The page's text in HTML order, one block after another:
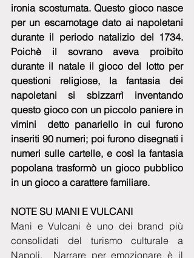
ironia scostumata. Questo gioco nasce
per un escamotage dato ai napoletani
durante il periodo natalizio del 1734.
Poichè il sovrano aveva proibito
durante il natale il gioco del lotto per
questioni religiose, la fantasia dei
napoletani si sbizzarrì inventando
questo gioco con un piccolo paniere in
vimini  detto panariello in cui furono
inseriti 90 numeri; poi furono disegnati i
numeri sulle cartelle, e così la fantasia
popolana trasformò un gioco pubblico
in un gioco a carattere familiare.
NOTE SU MANI E VULCANI
Mani e Vulcani è uno dei brand più
consolidati del turismo culturale a
Napoli.  Narrare per emozionare è il